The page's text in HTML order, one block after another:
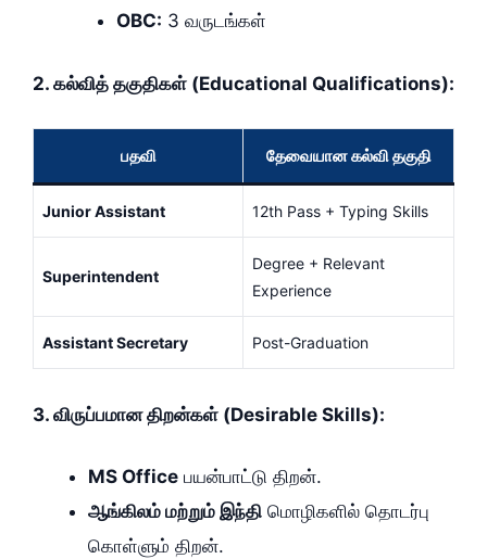
OBC: 3 வருடங்கள்
2. கல்வித் தகுதிகள் (Educational Qualifications):
பதவி தேவையான கல்வி தகுதி
Junior Assistant 12th Pass + Typing Skills
Superintendent
Degree + Relevant
Experience
Assistant Secretary Post-Graduation
3. விருப்பமான திறன்கள் (Desirable Skills):
MS Office பயன்பாட்டு திறன்.
ஆங்கிலம் மற்றும் இந்தி மொழிகளில் தொடர்பு
கொள்ளும் திறன்.